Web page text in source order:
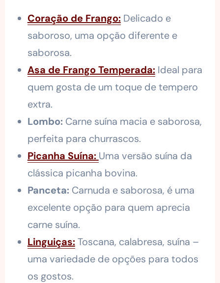
Coração de Frango:Delicado e
saboroso, uma opção diferente e
saborosa.
Asa de Frango Temperada:Ideal para
quem gosta de um toque de tempero
extra.
Lombo: Carne suína macia e saborosa,
perfeita para churrascos.
Picanha Suína: Uma versão suína da
clássica picanha bovina.
Panceta: Carnuda e saborosa, é uma
excelente opção para quem aprecia
carne suína.
Linguiças: Toscana, calabresa, suína –
uma variedade de opções para todos
os gostos.